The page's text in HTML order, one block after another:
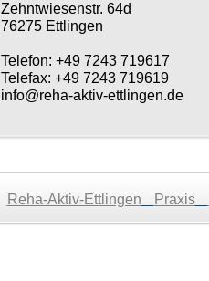
Reha-Aktiv-Ettlingen Praxis
Zehntwiesenstr. 64d
76275 Ettlingen
Telefon: +49 7243 719617
Telefax: +49 7243 719619
info@reha-aktiv-ettlingen.de